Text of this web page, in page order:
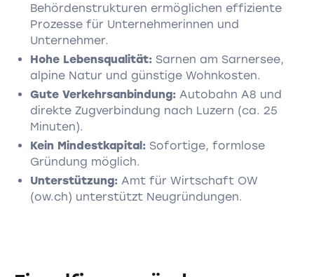
Behördenstrukturen ermöglichen effiziente
Prozesse für Unternehmerinnen und
Unternehmer.
Hohe Lebensqualität: Sarnen am Sarnersee,
alpine Natur und günstige Wohnkosten.
Gute Verkehrsanbindung: Autobahn A8 und
direkte Zugverbindung nach Luzern (ca. 25
Minuten).
Kein Mindestkapital: Sofortige, formlose
Gründung möglich.
Unterstützung: Amt für Wirtschaft OW
(ow.ch) unterstützt Neugründungen.